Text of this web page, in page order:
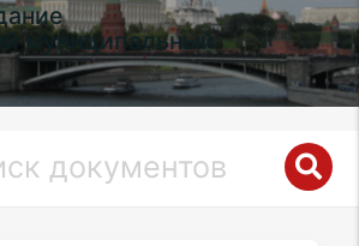
муниципальный
самоуправления
округа
в городе Москве